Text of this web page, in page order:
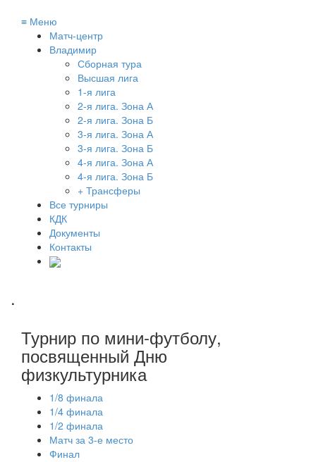
≡ Меню
Матч-центр
Владимир
Сборная тура
Высшая лига
1-я лига
2-я лига. Зона А
2-я лига. Зона Б
3-я лига. Зона А
3-я лига. Зона Б
4-я лига. Зона А
4-я лига. Зона Б
+ Трансферы
Все турниры
КДК
Документы
Контакты
.
Турнир по мини-футболу,
посвященный Дню
физкультурника
1/8 финала
1/4 финала
1/2 финала
Матч за 3-е место
Финал